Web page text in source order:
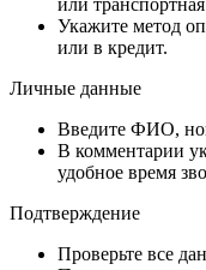
Укажите метод
или в кредит.
Личные данные
Введите ФИО,
В комментарии
удобное время
Подтверждение
Проверьте все